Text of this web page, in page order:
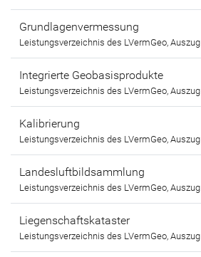
Grundlagenvermessung
Leistungsverzeichnis des LVermGeo, Auszug
Integrierte Geobasisprodukte
Leistungsverzeichnis des LVermGeo, Auszug
Kalibrierung
Leistungsverzeichnis des LVermGeo, Auszug
Landesluftbildsammlung
Leistungsverzeichnis des LVermGeo, Auszug
Liegenschaftskataster
Leistungsverzeichnis des LVermGeo, Auszug